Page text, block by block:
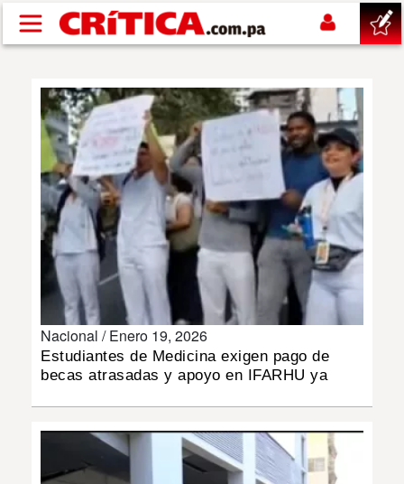
Pasar al contenido principal
SUCESOS
NACIONAL
POLÍTICA
DEPORTES
Nacional /Enero 19, 2026
Estudiantes de Medicina exigen pago de
becas atrasadas y apoyo en IFARHU ya